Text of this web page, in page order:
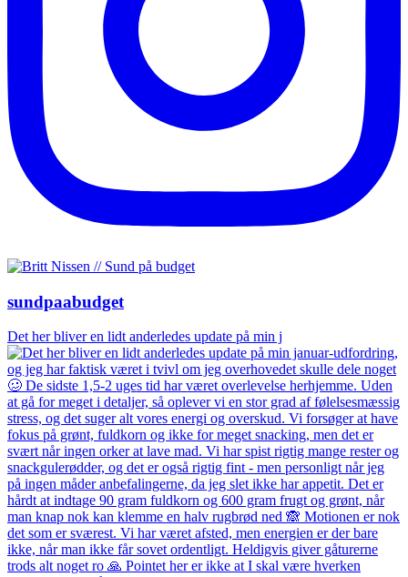
sundpaabudget
Det her bliver en lidt anderledes update på min j